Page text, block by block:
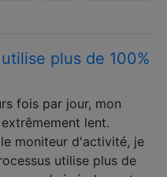
plus de 100%
fois par jour, mon
lent.
moniteur d'activité, je
utilise plus de